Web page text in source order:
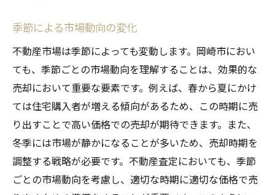
季節による市場動向の変化
不動産市場は季節によっても変動します。岡崎市におい
ても、季節ごとの市場動向を理解することは、効果的な
売却において重要な要素です。例えば、春から夏にかけ
ては住宅購入者が増える傾向があるため、この時期に売
り出すことで高い価格での売却が期待できます。また、
冬季には市場が静かになることが多いため、売却時期を
調整する戦略が必要です。不動産査定においても、季節
ごとの市場動向を考慮し、適切な時期に適切な価格で売